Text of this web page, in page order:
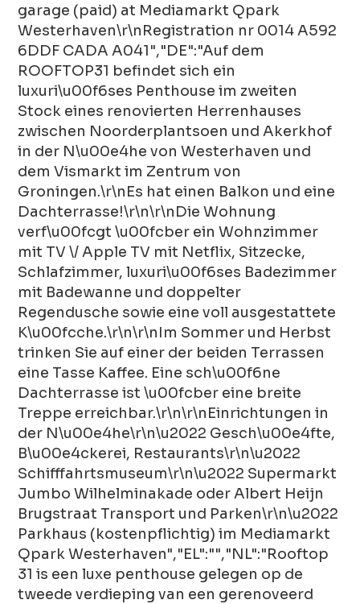
garage (paid) at Mediamarkt Qpark
Westerhaven\r\nRegistration nr 0014 A592
6DDF CADA A041","DE":"Auf dem
ROOFTOP31 befindet sich ein
luxuri\u00f6ses Penthouse im zweiten
Stock eines renovierten Herrenhauses
zwischen Noorderplantsoen und Akerkhof
in der N\u00e4he von Westerhaven und
dem Vismarkt im Zentrum von
Groningen.\r\nEs hat einen Balkon und eine
Dachterrasse!\r\n\r\nDie Wohnung
verf\u00fcgt \u00fcber ein Wohnzimmer
mit TV \/ Apple TV mit Netflix, Sitzecke,
Schlafzimmer, luxuri\u00f6ses Badezimmer
mit Badewanne und doppelter
Regendusche sowie eine voll ausgestattete
K\u00fcche.\r\n\r\nIm Sommer und Herbst
trinken Sie auf einer der beiden Terrassen
eine Tasse Kaffee. Eine sch\u00f6ne
Dachterrasse ist \u00fcber eine breite
Treppe erreichbar.\r\n\r\nEinrichtungen in
der N\u00e4he\r\n\u2022 Gesch\u00e4fte,
B\u00e4ckerei, Restaurants\r\n\u2022
Schifffahrtsmuseum\r\n\u2022 Supermarkt
Jumbo Wilhelminakade oder Albert Heijn
Brugstraat Transport und Parken\r\n\u2022
Parkhaus (kostenpflichtig) im Mediamarkt
Qpark Westerhaven","EL":"","NL":"Rooftop
31 is een luxe penthouse gelegen op de
tweede verdieping van een gerenoveerd